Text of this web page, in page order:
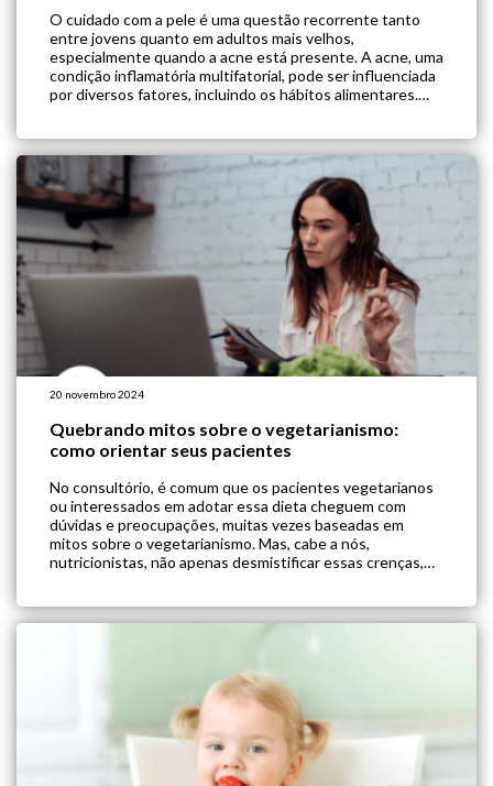
O cuidado com a pele é uma questão recorrente tanto
entre jovens quanto em adultos mais velhos,
especialmente quando a acne está presente. A acne, uma
condição inflamatória multifatorial, pode ser influenciada
por diversos fatores, incluindo os hábitos alimentares.
condição, […]
20 novembro 2024
Quebrando mitos sobre o vegetarianismo:
como orientar seus pacientes
No consultório, é comum que os pacientes vegetarianos
ou interessados em adotar essa dieta cheguem com
dúvidas e preocupações, muitas vezes baseadas em
mitos sobre o vegetarianismo. Mas, cabe a nós,
nutricionistas, não apenas desmistificar essas crenças,
origem animal. Te convido […]